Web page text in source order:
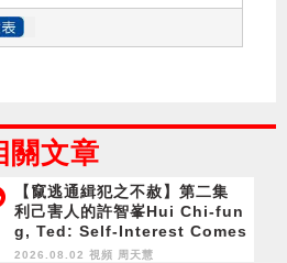
關文章
【竄逃通緝犯之不赦】第二集
利己害人的許智峯Hui Chi-fun
g, Ted: Self-Interest Comes
at Others' Expense
2026.08.02 視頻 周天慧